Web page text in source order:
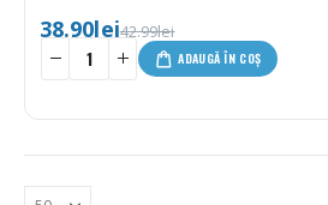
42.99lei
38.90lei
ADAUGĂ ÎN COȘ